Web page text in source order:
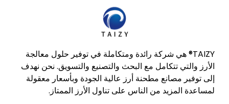
TAIZY® هي شركة رائدة ومتكاملة في توفير حلول معالجة
الأرز والتي تتكامل مع البحث والتصنيع والتسويق. نحن نهدف
إلى توفير مصانع مطحنة أرز عالية الجودة وبأسعار معقولة
لمساعدة المزيد من الناس على تناول الأرز الممتاز.